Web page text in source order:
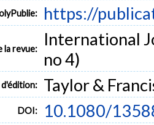
https://
la revue:
International
no 4)
d'édition: Taylor &
DOI: 10.1080/